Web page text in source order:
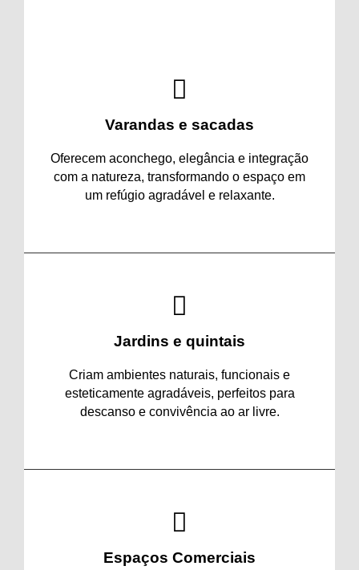
Varandas e sacadas
Oferecem aconchego, elegância e integração
com a natureza, transformando o espaço em
um refúgio agradável e relaxante.
Jardins e quintais
Criam ambientes naturais, funcionais e
esteticamente agradáveis, perfeitos para
descanso e convivência ao ar livre.
Espaços Comerciais